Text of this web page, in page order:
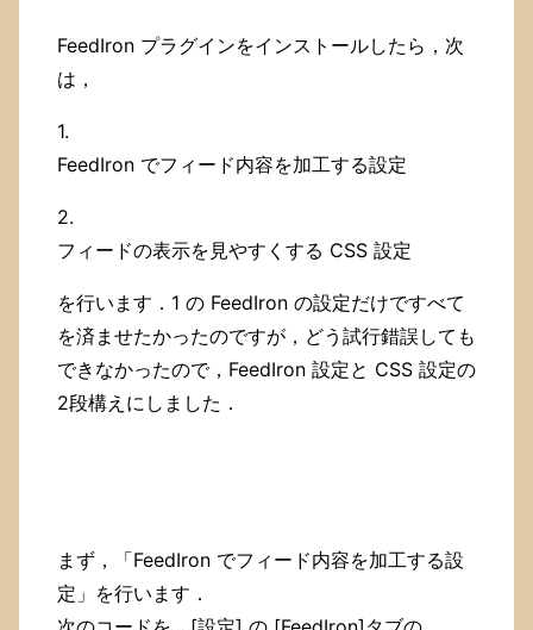
FeedIron プラグインをインストールしたら，次
は，
1.
FeedIron でフィード内容を加工する設定
2.
フィードの表示を見やすくする CSS 設定
を行います．1 の FeedIron の設定だけですべて
を済ませたかったのですが，どう試行錯誤しても
できなかったので，FeedIron 設定と CSS 設定の
2段構えにしました．
まず，「FeedIron でフィード内容を加工する設
定」を行います．